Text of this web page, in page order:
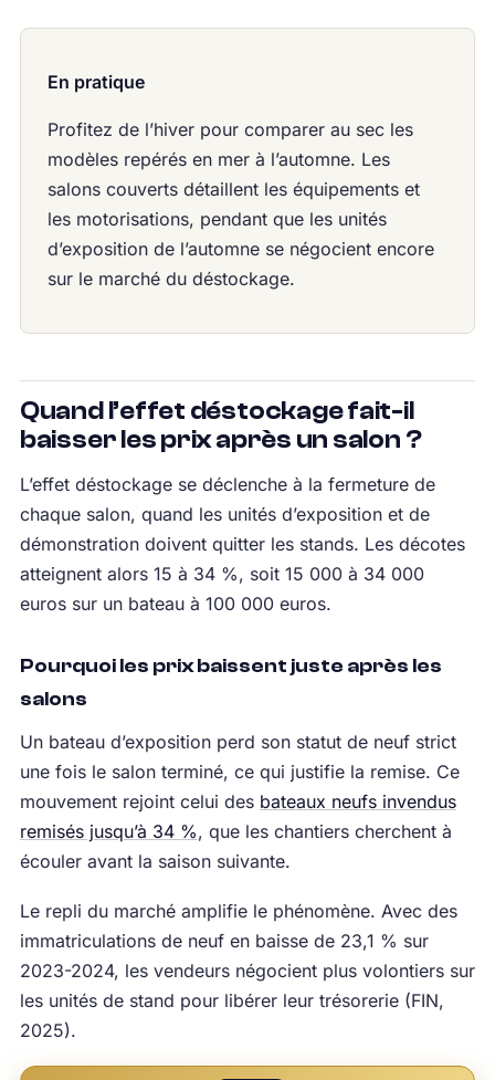
En pratique
Profitez de l’hiver pour comparer au sec les
modèles repérés en mer à l’automne. Les
salons couverts détaillent les équipements et
les motorisations, pendant que les unités
d’exposition de l’automne se négocient encore
sur le marché du déstockage.
Quand l’effet déstockage fait-il
baisser les prix après un salon ?
L’effet déstockage se déclenche à la fermeture de
chaque salon, quand les unités d’exposition et de
démonstration doivent quitter les stands. Les décotes
atteignent alors 15 à 34 %, soit 15 000 à 34 000
euros sur un bateau à 100 000 euros.
Pourquoi les prix baissent juste après les
salons
Un bateau d’exposition perd son statut de neuf strict
une fois le salon terminé, ce qui justifie la remise. Ce
mouvement rejoint celui des bateaux neufs invendus
remisés jusqu’à 34 %, que les chantiers cherchent à
écouler avant la saison suivante.
Le repli du marché amplifie le phénomène. Avec des
immatriculations de neuf en baisse de 23,1 % sur
2023-2024, les vendeurs négocient plus volontiers sur
les unités de stand pour libérer leur trésorerie (FIN,
2025).